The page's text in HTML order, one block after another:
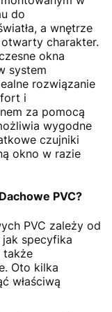
do
a wnętrze
charakter.
okna
system
rozwiązanie
i
za pomocą
wygodne
czujniki
okno w razie
PVC?
PVC zależy od
specyfika
także
Oto kilka
właściwą